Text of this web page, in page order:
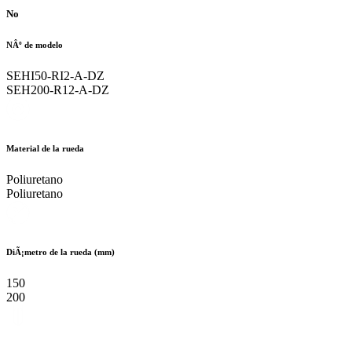
No
NÂº de modelo
SEHI50-RI2-A-DZ
SEH200-R12-A-DZ
Material de la rueda
Poliuretano
Poliuretano
DiÃ¡metro de la rueda (mm)
150
200